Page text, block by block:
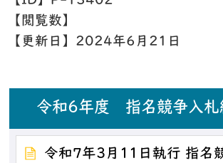
【閲覧数】
【更新日】 2024年6月21日
令和6年度 指名競争入札
令和7年3月11日執行 指名